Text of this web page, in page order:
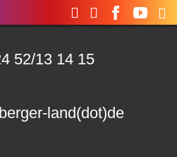
Suchen
nach:
52/13 14 15
land(dot)de